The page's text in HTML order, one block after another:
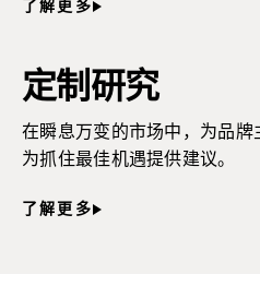
了解更多
定制研究
在瞬息万变的市场中，为品牌
为抓住最佳机遇提供建议。
了解更多